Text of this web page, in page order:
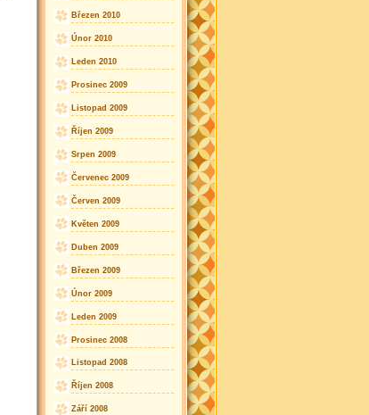
Březen 2010
Únor 2010
Leden 2010
Prosinec 2009
Listopad 2009
Říjen 2009
Srpen 2009
Červenec 2009
Červen 2009
Květen 2009
Duben 2009
Březen 2009
Únor 2009
Leden 2009
Prosinec 2008
Listopad 2008
Říjen 2008
Září 2008